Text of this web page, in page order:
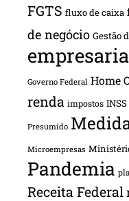
FGTS fluxo de caixa
de negócio Gestão
Governo Federal Home
renda impostos INSS
Presumido
Microempresas
Pandemia
Receita Federal